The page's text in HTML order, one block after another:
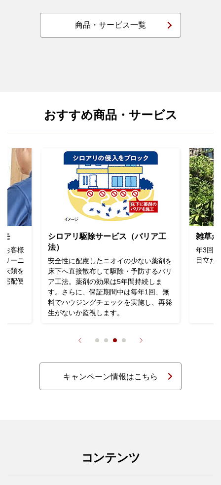
商品・サービス一覧
おすすめ商品・サービス
工
薬剤を
るバリ
ま
雑草が目立たないサービス
年3回の定期管理で、雑草の伸びを抑え
目立たなくします。
ボト
台所用
ク）と
キャンペーン情報はこちら
コンテンツ